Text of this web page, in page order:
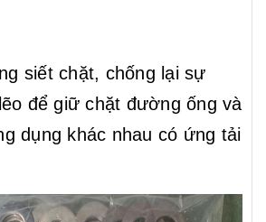
siết chặt, chống lại sự
để giữ chặt đường ống và
dụng khác nhau có ứng tải